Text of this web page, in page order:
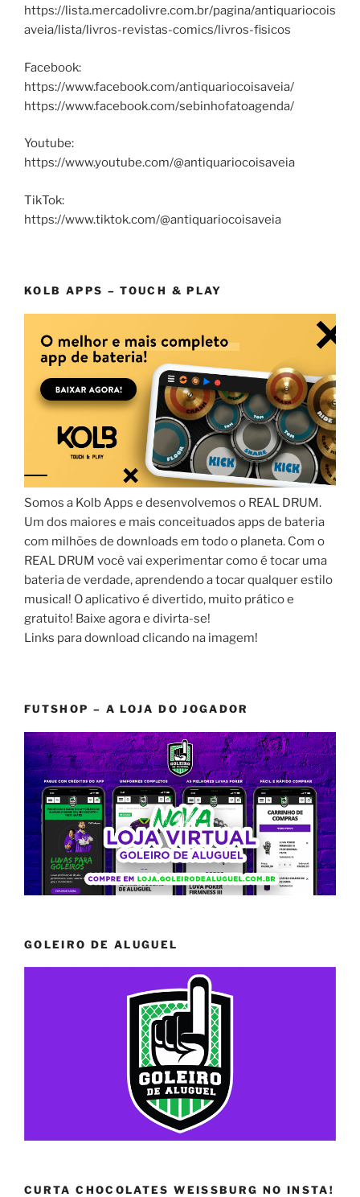
https://lista.mercadolivre.com.br/pagina/antiquariocois
aveia/lista/livros-revistas-comics/livros-fisicos
Facebook:
https://www.facebook.com/antiquariocoisaveia/
https://www.facebook.com/sebinhofatoagenda/
Youtube:
https://www.youtube.com/@antiquariocoisaveia
TikTok:
https://www.tiktok.com/@antiquariocoisaveia
KOLB APPS – TOUCH & PLAY
Somos a Kolb Apps e desenvolvemos o REAL DRUM.
Um dos maiores e mais conceituados apps de bateria
com milhões de downloads em todo o planeta. Com o
REAL DRUM você vai experimentar como é tocar uma
bateria de verdade, aprendendo a tocar qualquer estilo
musical! O aplicativo é divertido, muito prático e
gratuito! Baixe agora e divirta-se!
Links para download clicando na imagem!
FUTSHOP – A LOJA DO JOGADOR
GOLEIRO DE ALUGUEL
CURTA CHOCOLATES WEISSBURG NO INSTA!